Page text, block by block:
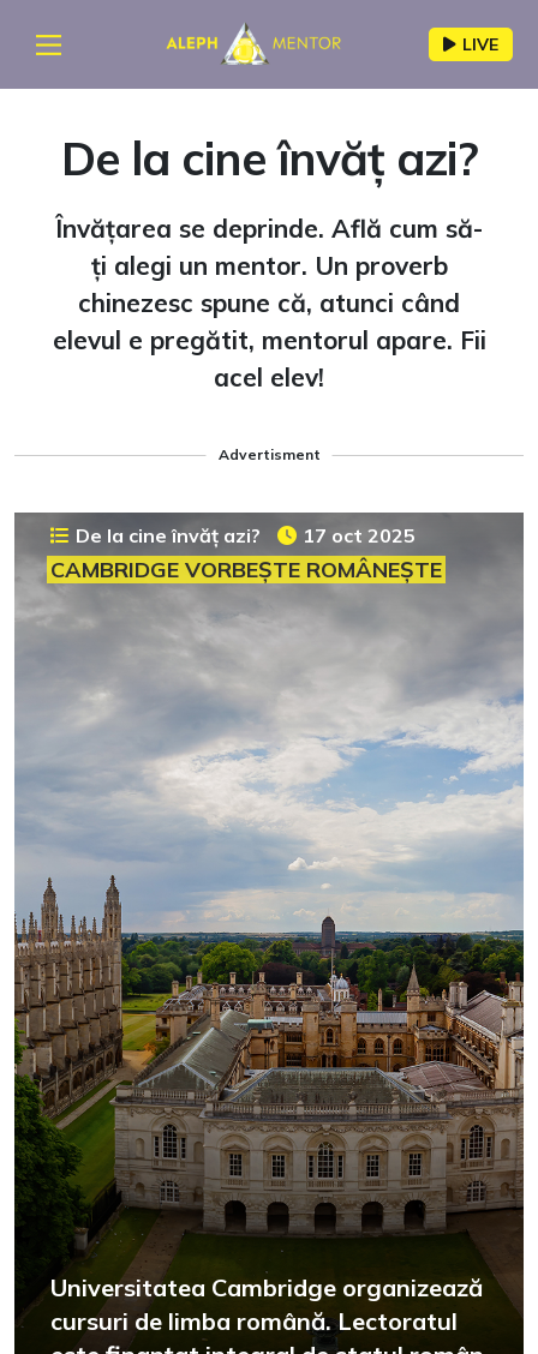
LIVE
De la cine învăț azi?
Învățarea se deprinde. Află cum să-
ți alegi un mentor. Un proverb
chinezesc spune că, atunci când
elevul e pregătit, mentorul apare. Fii
acel elev!
Advertisment
De la cine învăț azi? 17 oct 2025
CAMBRIDGE VORBEȘTE ROMÂNEȘTE
Universitatea Cambridge organizează
cursuri de limba română. Lectoratul